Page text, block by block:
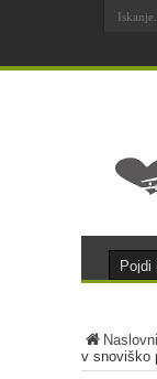
v snoviško